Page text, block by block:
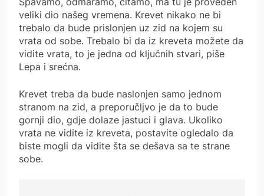
veliki dio našeg vremena. Krevet nikako ne bi
trebalo da bude prislonjen uz zid na kojem su
vrata od sobe. Trebalo bi da iz kreveta možete da
vidite vrata, to je jedna od ključnih stvari, piše
Lepa i srećna.
Krevet treba da bude naslonjen samo jednom
stranom na zid, a preporučljvo je da to bude
gornji dio, gdje dolaze jastuci i glava. Ukoliko
vrata ne vidite iz kreveta, postavite ogledalo da
biste mogli da vidite šta se dešava sa te strane
sobe.